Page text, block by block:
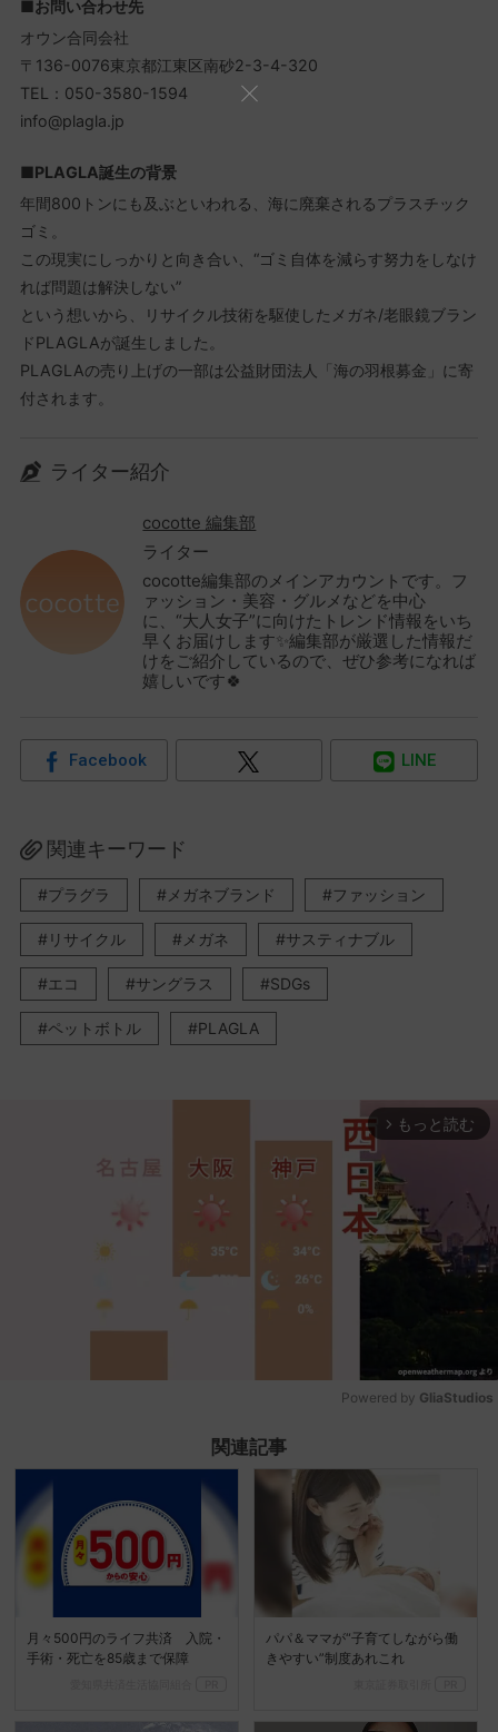
■お問い合わせ先
オウン合同会社
〒136-0076東京都江東区南砂2-3-4-320
TEL：050-3580-1594
info@plagla.jp
■PLAGLA誕生の背景
年間800トンにも及ぶといわれる、海に廃棄されるプラスチック
ゴミ。
この現実にしっかりと向き合い、“ゴミ自体を減らす努力をしなけ
れば問題は解決しない”
という想いから、リサイクル技術を駆使したメガネ/老眼鏡ブラン
ドPLAGLAが誕生しました。
PLAGLAの売り上げの一部は公益財団法人「海の羽根募金」に寄
付されます。
ライター紹介
cocotte 編集部
ライター
cocotte編集部のメインアカウントです。フ
ァッション・美容・グルメなどを中心
に、“大人女子”に向けたトレンド情報をいち
早くお届けします✨編集部が厳選した情報だ
けをご紹介しているので、ぜひ参考になれば
嬉しいです🍀
Facebook LINE
関連キーワード
プラグラ メガネブランド ファッション
リサイクル メガネ サスティナブル
エコ サングラス SDGs
ペットボトル PLAGLA
arrow_forward_ios もっと読む
Powered by GliaStudios
関連記事
月々500円のライフ共済 入院・
手術・死亡を85歳まで保障
パパ＆ママが“子育てしながら働
きやすい”制度あれこれ